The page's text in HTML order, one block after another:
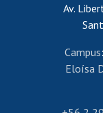
Av.
Campus:
Eloísa